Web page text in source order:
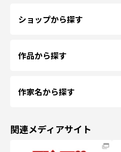
ショップから探す
作品から探す
作家名から探す
関連メディアサイト